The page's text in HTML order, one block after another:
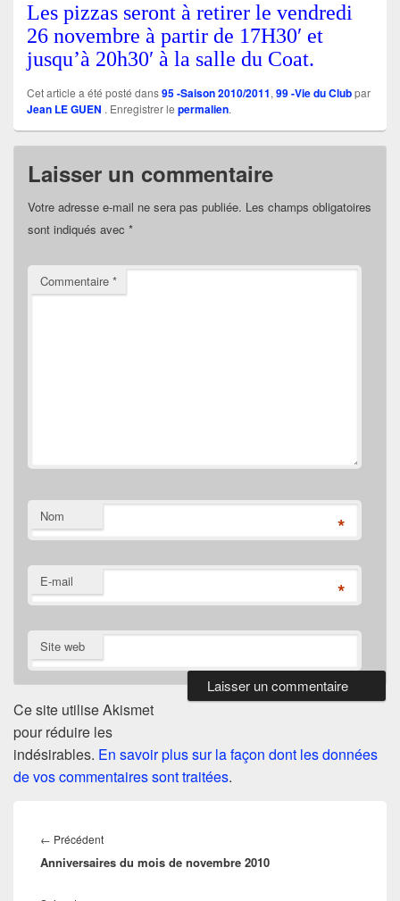
Les pizzas seront à retirer le vendredi
26 novembre à partir de 17H30′ et
jusqu’à 20h30′ à la salle du Coat.
Cet article a été posté dans95 -Saison 2010/2011,99 -Vie du Clubpar
Jean LE GUEN . Enregistrer le permalien.
Laisser un commentaire
Votre adresse e-mail ne sera pas publiée. Les champs obligatoires
sont indiqués avec *
Commentaire *
Nom *
E-mail *
Site web
Ce site utilise Akismet
pour réduire les
indésirables. En savoir plus sur la façon dont les données
de vos commentaires sont traitées.
de
l’article
← PrécédentArticle
précédent :
Anniversaires du mois de novembre 2010